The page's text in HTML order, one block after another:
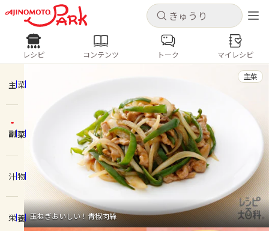
キャンセル
ログインするとレシピを保存できます
ホーム
コンテンツ
レシピ
キャンセル
レシピ コンテンツ
人気の食材・レシピ
きゅうり なす トマト
とうもろこし
ピーマン
みょうが ゴーヤ
レシピ コンテンツ トーク マイレシピ
主菜
副菜
汁物
栄養 玉ねぎおいしい！青椒肉絲
主菜